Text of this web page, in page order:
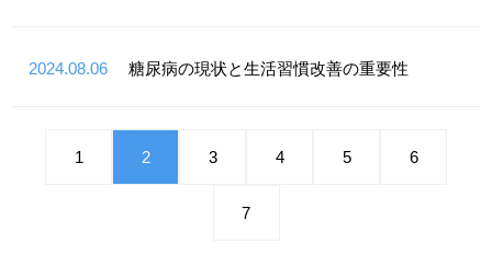
2024.08.06 糖尿病の現状と生活習慣改善の重要性
1 2 3 4 5 6
7